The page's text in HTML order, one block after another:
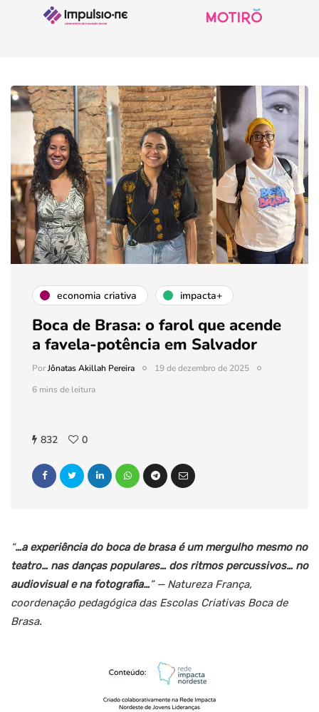
economia criativa impacta+
Boca de Brasa: o farol que acende
a favela-potência em Salvador
PorJônatas Akillah Pereira
19 de dezembro de 2025
6 mins de leitura
832 0
“…a experiência do boca de brasa é um mergulho mesmo no
teatro… nas danças populares… dos ritmos percussivos… no
audiovisual e na fotografia…” — Natureza França,
coordenação pedagógica das Escolas Criativas Boca de
Brasa.